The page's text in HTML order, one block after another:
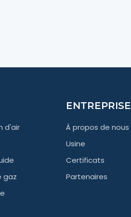
d'air
gaz
ENTREPRISE
À propos de nous
Usine
Certificats
Partenaires